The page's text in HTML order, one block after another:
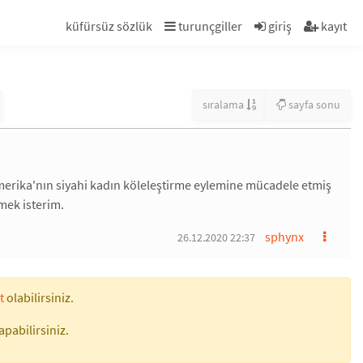
küfürsüz sözlük turunçgiller giriş kayıt
sıralama sayfa sonu
siyahi kadın köleleştirme eylemine mücadele etmiş
isterim.
sphynx
26.12.2020 22:37
olabilirsiniz.